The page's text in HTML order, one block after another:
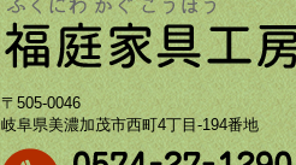
〒505-0046
岐阜県美濃加茂市西町4丁目-194番地